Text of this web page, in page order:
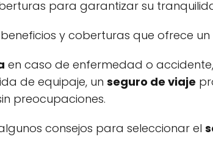
para garantizar su
y coberturas que ofrece un
en caso de enfermedad o
de equipaje, un seguro de viaje
preocupaciones.
consejos para seleccionar el